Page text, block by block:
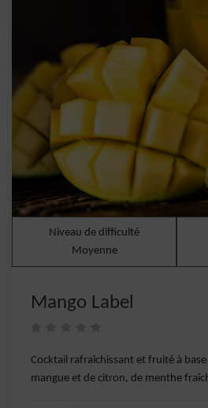
Niveau de difficulté
Moyenne
Mango Label
Cocktail rafraîchissant et fruité à
mangue et de citron, de menthe